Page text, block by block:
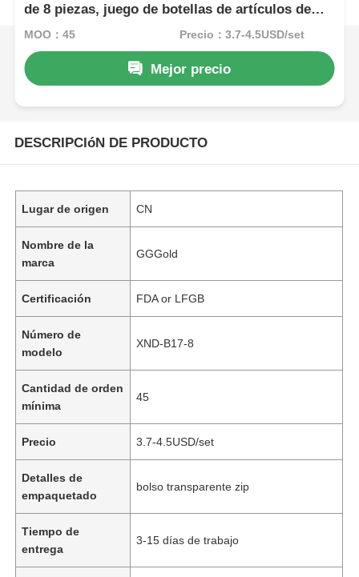
de 8 piezas, juego de botellas de artículos de
aseo de viaje a prueba de fugas
MOQ：45 Precio：3.7-4.5USD/set
Mejor precio
DESCRIPCIóN DE PRODUCTO
Lugar de origen CN
Nombre de la
marca
GGGold
Certificación FDA or LFGB
Número de
modelo
XND-B17-8
Cantidad de orden
mínima
45
Precio 3.7-4.5USD/set
Detalles de
empaquetado
bolso transparente zip
Tiempo de
entrega
3-15 días de trabajo